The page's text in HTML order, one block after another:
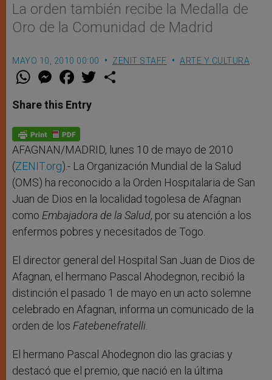
La orden también recibe la Medalla de
Oro de la Comunidad de Madrid
MAYO 10, 2010 00:00 ZENIT STAFF ARTE Y CULTURA
W
t
s
p
p
M
e
s
e
g
e
r
F
a
e
b
o
k
w
Share this Entry
AFAGNAN/MADRID, lunes 10 de mayo de 2010
(ZENIT.org).- La Organización Mundial de la Salud
(OMS) ha reconocido a la Orden Hospitalaria de San
Juan de Dios en la localidad togolesa de Afagnan
como Embajadora de la Salud, por su atención a los
enfermos pobres y necesitados de Togo.
El director general del Hospital San Juan de Dios de
Afagnan, el hermano Pascal Ahodegnon, recibió la
distinción el pasado 1 de mayo en un acto solemne
celebrado en Afagnan, informa un comunicado de la
orden de los Fatebenefratelli.
El hermano Pascal Ahodegnon dio las gracias y
destacó que el premio, que nació en la última